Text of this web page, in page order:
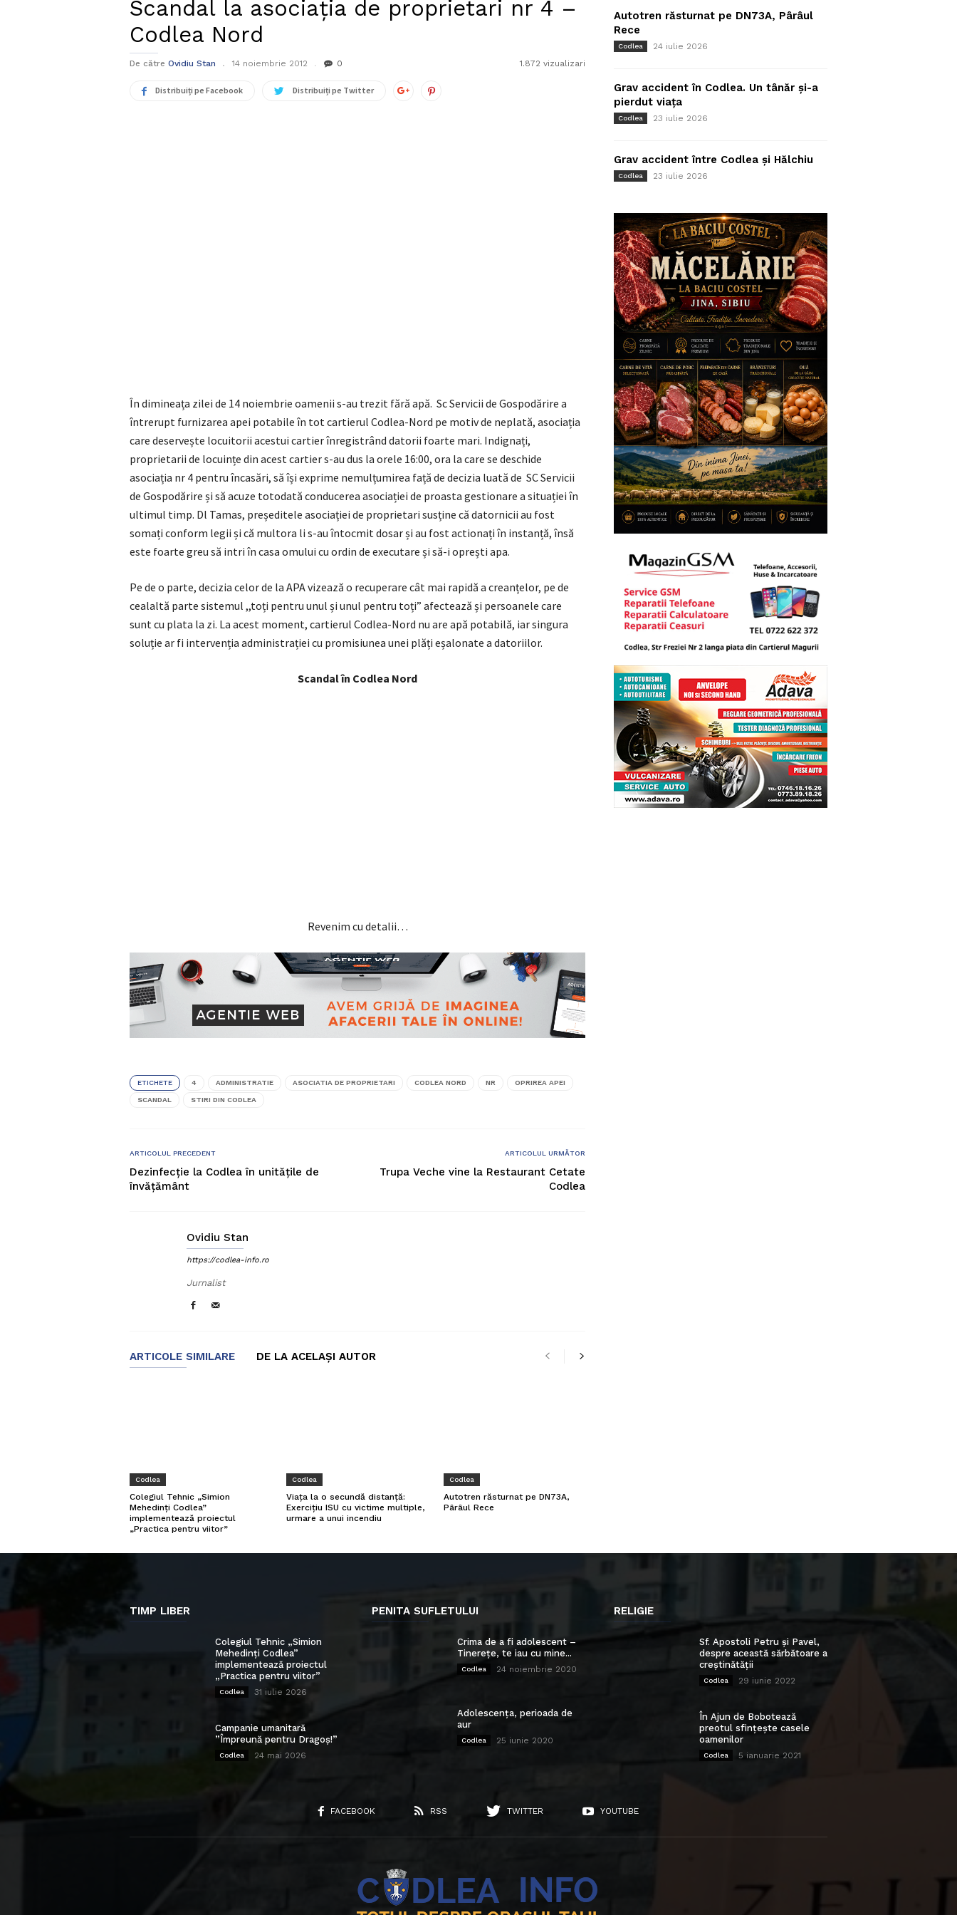
Scandal la asociația de proprietari nr 4 –
Codlea Nord
De către Ovidiu Stan 14 noiembrie 2012 0 1.872 vizualizari
Distribuiți pe Facebook Distribuiți pe Twitter
În dimineața zilei de 14 noiembrie oamenii s-au trezit fără apă. Sc Servicii de Gospodărire a
întrerupt furnizarea apei potabile în tot cartierul Codlea-Nord pe motiv de neplată, asociația
care deservește locuitorii acestui cartier înregistrând datorii foarte mari. Indignați,
proprietarii de locuințe din acest cartier s-au dus la orele 16:00, ora la care se deschide
asociația nr 4 pentru încasări, să își exprime nemulțumirea față de decizia luată de SC Servicii
de Gospodărire și să acuze totodată conducerea asociației de proasta gestionare a situației în
ultimul timp. Dl Tamas, președitele asociației de proprietari susține că datornicii au fost
somați conform legii și că multora li s-au întocmit dosar și au fost actionați în instanță, însă
este foarte greu să intri în casa omului cu ordin de executare și să-i oprești apa.
Pe de o parte, decizia celor de la APA vizează o recuperare cât mai rapidă a creanțelor, pe de
cealaltă parte sistemul ,,toți pentru unul și unul pentru toți” afectează și persoanele care
sunt cu plata la zi. La acest moment, cartierul Codlea-Nord nu are apă potabilă, iar singura
soluție ar fi intervenția administrației cu promisiunea unei plăți eșalonate a datoriilor.
Scandal în Codlea Nord
Revenim cu detalii…
ETICHETE 4 ADMINISTRATIE ASOCIATIA DE PROPRIETARI CODLEA NORD NR OPRIREA APEI
SCANDAL STIRI DIN CODLEA
ARTICOLUL PRECEDENT
Dezinfecție la Codlea în unitățile de
învățământ
ARTICOLUL URMĂTOR
Trupa Veche vine la Restaurant Cetate
Codlea
Ovidiu Stan
https://codlea-info.ro
Jurnalist
ARTICOLE SIMILARE DE LA ACELAȘI AUTOR
Codlea
Colegiul Tehnic „Simion
Mehedinți Codlea”
implementează proiectul
„Practica pentru viitor”
Codlea
Viața la o secundă distanță:
Exercițiu ISU cu victime multiple,
urmare a unui incendiu
Codlea
Autotren răsturnat pe DN73A,
Pârâul Rece
Autotren răsturnat pe DN73A, Pârâul
Rece
Codlea 24 iulie 2026
Grav accident în Codlea. Un tânăr și-a
pierdut viața
Codlea 23 iulie 2026
Grav accident între Codlea și Hălchiu
Codlea 23 iulie 2026
TIMP LIBER
Colegiul Tehnic „Simion
Mehedinți Codlea”
implementează proiectul
„Practica pentru viitor”
Codlea 31 iulie 2026
Campanie umanitară
”Împreună pentru Dragoș!”
Codlea 24 mai 2026
PENITA SUFLETULUI
Crima de a fi adolescent –
Tinerețe, te iau cu mine...
Codlea 24 noiembrie 2020
Adolescența, perioada de
aur
Codlea 25 iunie 2020
RELIGIE
Sf. Apostoli Petru și Pavel,
despre această sărbătoare a
creștinătății
Codlea 29 iunie 2022
În Ajun de Bobotează
preotul sfințește casele
oamenilor
Codlea 5 ianuarie 2021
FACEBOOK RSS TWITTER YOUTUBE